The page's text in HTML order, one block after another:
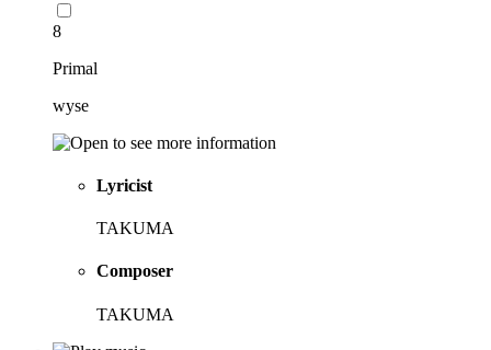
8
Primal
wyse
Lyricist
TAKUMA
Composer
TAKUMA